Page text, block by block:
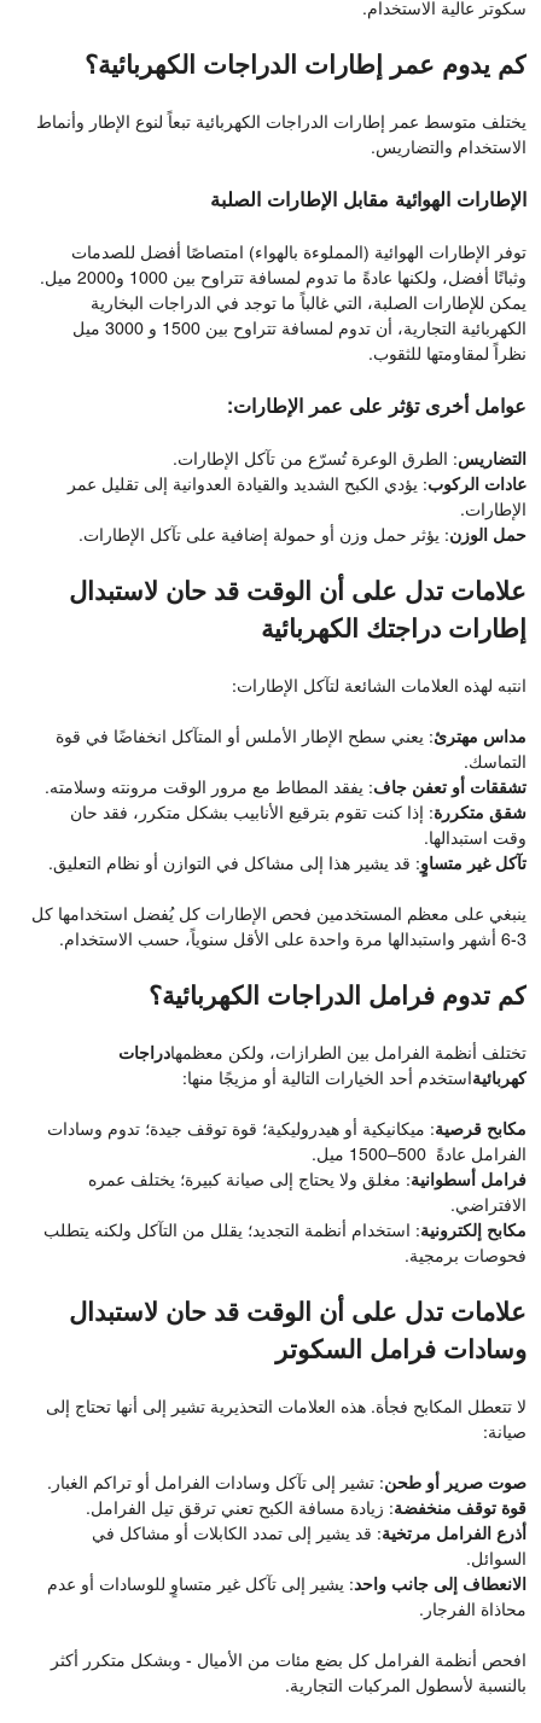
سكوتر عالية الاستخدام.
كم يدوم عمر إطارات الدراجات الكهربائية؟
يختلف متوسط ​​عمر إطارات الدراجات الكهربائية تبعاً لنوع الإطار وأنماط
الاستخدام والتضاريس.
الإطارات الهوائية مقابل الإطارات الصلبة
توفر الإطارات الهوائية (المملوءة بالهواء) امتصاصًا أفضل للصدمات
وثباتًا أفضل، ولكنها عادةً ما تدوم لمسافة تتراوح بين 1000 و2000 ميل.
يمكن للإطارات الصلبة، التي غالباً ما توجد في الدراجات البخارية
الكهربائية التجارية، أن تدوم لمسافة تتراوح بين 1500 و 3000 ميل
نظراً لمقاومتها للثقوب.
عوامل أخرى تؤثر على عمر الإطارات:
التضاريس: الطرق الوعرة تُسرّع من تآكل الإطارات.
عادات الركوب: يؤدي الكبح الشديد والقيادة العدوانية إلى تقليل عمر
الإطارات.
حمل الوزن: يؤثر حمل وزن أو حمولة إضافية على تآكل الإطارات.
علامات تدل على أن الوقت قد حان لاستبدال
إطارات دراجتك الكهربائية
انتبه لهذه العلامات الشائعة لتآكل الإطارات:
مداس مهترئ: يعني سطح الإطار الأملس أو المتآكل انخفاضًا في قوة
التماسك.
تشققات أو تعفن جاف: يفقد المطاط مع مرور الوقت مرونته وسلامته.
شقق متكررة: إذا كنت تقوم بترقيع الأنابيب بشكل متكرر، فقد حان
وقت استبدالها.
تآكل غير متساوٍ: قد يشير هذا إلى مشاكل في التوازن أو نظام التعليق.
ينبغي على معظم المستخدمين فحص الإطارات كل يُفضل استخدامها كل
3-6 أشهر واستبدالها مرة واحدة على الأقل سنوياً، حسب الاستخدام.
كم تدوم فرامل الدراجات الكهربائية؟
تختلف أنظمة الفرامل بين الطرازات، ولكن معظمهادراجات
كهربائية استخدم أحد الخيارات التالية أو مزيجًا منها:
مكابح قرصية: ميكانيكية أو هيدروليكية؛ قوة توقف جيدة؛ تدوم وسادات
الفرامل عادةً 500–1500 ميل.
فرامل أسطوانية: مغلق ولا يحتاج إلى صيانة كبيرة؛ يختلف عمره
الافتراضي.
مكابح إلكترونية: استخدام أنظمة التجديد؛ يقلل من التآكل ولكنه يتطلب
فحوصات برمجية.
علامات تدل على أن الوقت قد حان لاستبدال
وسادات فرامل السكوتر
لا تتعطل المكابح فجأة. هذه العلامات التحذيرية تشير إلى أنها تحتاج إلى
صيانة:
صوت صرير أو طحن: تشير إلى تآكل وسادات الفرامل أو تراكم الغبار.
قوة توقف منخفضة: زيادة مسافة الكبح تعني ترقق تيل الفرامل.
أذرع الفرامل مرتخية: قد يشير إلى تمدد الكابلات أو مشاكل في
السوائل.
الانعطاف إلى جانب واحد: يشير إلى تآكل غير متساوٍ للوسادات أو عدم
محاذاة الفرجار.
افحص أنظمة الفرامل كل بضع مئات من الأميال - وبشكل متكرر أكثر
بالنسبة لأسطول المركبات التجارية.